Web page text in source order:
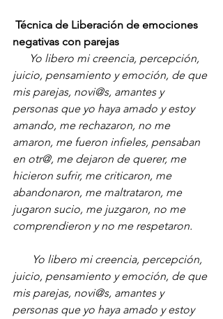
Técnica de Liberación de emociones
negativas con parejas
     Yo libero mi creencia, percepción,
juicio, pensamiento y emoción, de que
mis parejas, novi@s, amantes y
personas que yo haya amado y estoy
amando, me rechazaron, no me
amaron, me fueron infieles, pensaban
en otr@, me dejaron de querer, me
hicieron sufrir, me criticaron, me
abandonaron, me maltrataron, me
jugaron sucio, me juzgaron, no me
comprendieron y no me respetaron.
      Yo libero mi creencia, percepción,
juicio, pensamiento y emoción, de que
mis parejas, novi@s, amantes y
personas que yo haya amado y estoy